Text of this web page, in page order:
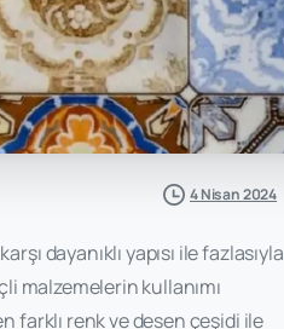
4 Nisan 2024
dayanıklı yapısı ile fazlasıyla
malzemelerin kullanımı
farklı renk ve desen çeşidi ile